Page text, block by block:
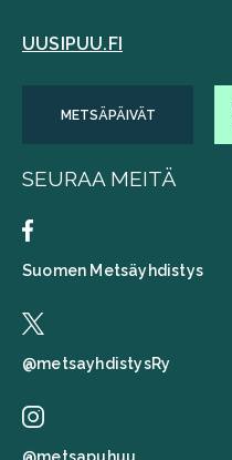
UUSIPUU.FI
METSÄPÄIVÄT
SEURAA MEITÄ
Suomen Metsäyhdistys
@metsayhdistysRy
@metsapuhuu